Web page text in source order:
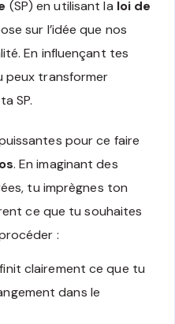
(SP) en utilisant la loi de
sur l’idée que nos
En influençant tes
peux transformer
SP.
pour ce faire
. En imaginant des
tu imprègnes ton
ce que tu souhaites
:
clairement ce que tu
dans le